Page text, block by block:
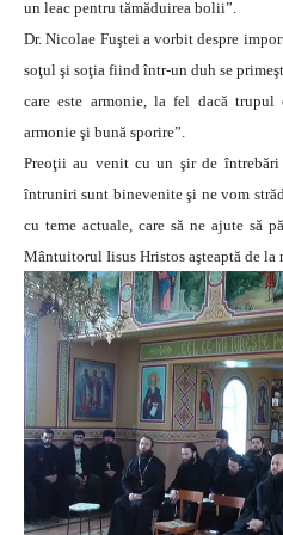
un leac pentru tămăduirea bolii”.
Dr. Nicolae Fuştei a vorbit despre
soţul şi soţia fiind într-un duh se
care este armonie, la fel dacă
armonie şi bună sporire”.
Preoţii au venit cu un şir de întrebări
întruniri sunt binevenite şi ne vom
cu teme actuale, care să ne ajute să
Mântuitorul Iisus Hristos aşteaptă de la